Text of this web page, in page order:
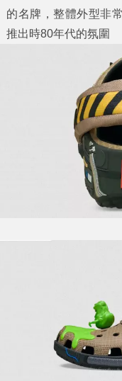
的名牌，整體外型非
推出時80年代的氛圍